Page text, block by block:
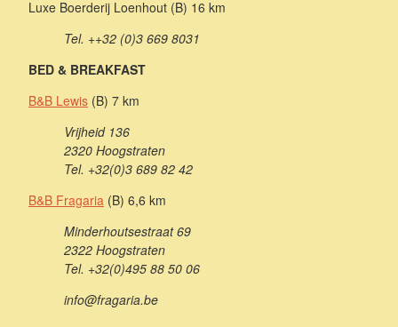
Luxe Boerderij Loenhout (B) 16 km
Tel. ++32 (0)3 669 8031
BED & BREAKFAST
B&B Lewis (B) 7 km
Vrijheid 136
2320 Hoogstraten
Tel. +32(0)3 689 82 42
B&B Fragaria (B) 6,6 km
Minderhoutsestraat 69
2322 Hoogstraten
Tel. +32(0)495 88 50 06
info@fragaria.be